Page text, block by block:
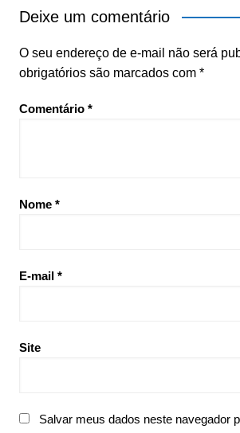
Deixe um comentário
O seu endereço de e-mail não será
obrigatórios são marcados com *
Comentário *
Nome *
E-mail *
Site
Salvar meus dados neste navegador